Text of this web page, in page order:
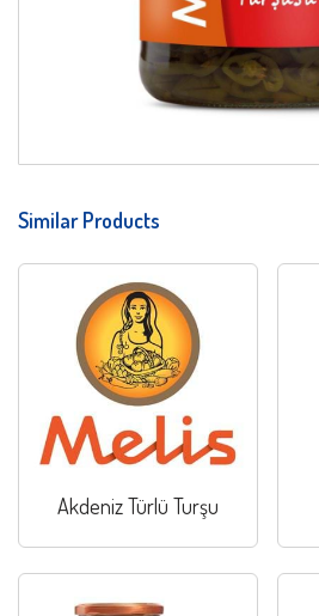
Similar Products
Akdeniz Türlü Turşu